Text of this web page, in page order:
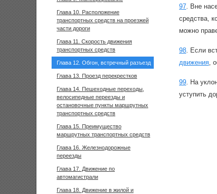
97. Вне
средства,
можно
98. Если
движения,
99. На
уступить
Глава 10. Расположение
транспортных средств на проезжей
части дороги
Глава 11. Скорость движения
транспортных средств
Глава 12. Обгон, встречный разъезд
Глава 13. Проезд перекрестков
Глава 14. Пешеходные переходы,
велосипедные переезды и
остановочные пункты маршрутных
транспортных средств
Глава 15. Преимущество
маршрутных транспортных средств
Глава 16. Железнодорожные
переезды
Глава 17. Движение по
автомагистрали
Глава 18. Движение в жилой и